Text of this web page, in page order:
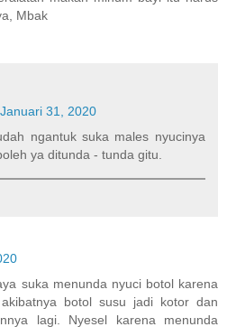
Mbak
Januari 31, 2020
ngantuk suka males nyucinya
ya ditunda - tunda gitu.
suka menunda nyuci botol karena
botol susu jadi kotor dan
lagi. Nyesel karena menunda